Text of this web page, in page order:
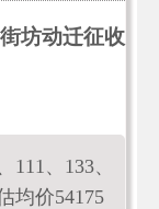
坊动迁征收
111、133、
均价54175